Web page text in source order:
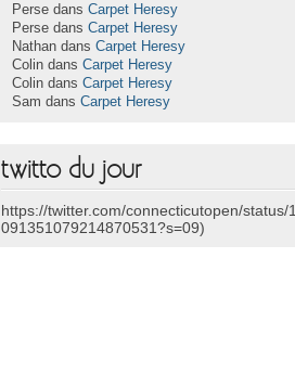
Perse dansCarpet Heresy
Perse dansCarpet Heresy
Nathan dansCarpet Heresy
Colin dansCarpet Heresy
Colin dansCarpet Heresy
Sam dansCarpet Heresy
twitto du jour
https://twitter.com/connecticutopen/status/1
091351079214870531?s=09)